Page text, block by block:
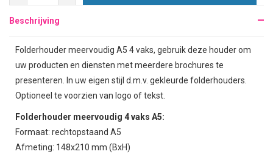
Beschrijving
Folderhouder meervoudig A5 4 vaks, gebruik deze houder om
uw producten en diensten met meerdere brochures te
presenteren. In uw eigen stijl d.m.v. gekleurde folderhouders.
Optioneel te voorzien van logo of tekst.
Folderhouder meervoudig 4 vaks A5:
Formaat: rechtopstaand A5
Afmeting: 148x210 mm (BxH)